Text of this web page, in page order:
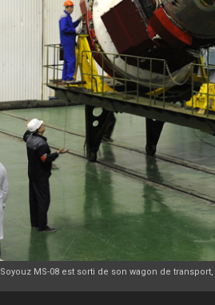
Soyouz MS-08 est sorti de son wagon de